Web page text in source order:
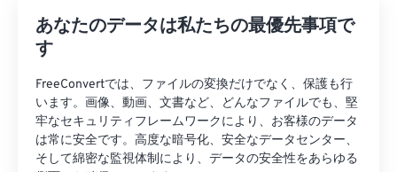
あなたのデータは私たちの最優先事項で
す
FreeConvertでは、ファイルの変換だけでなく、保護も行
います。画像、動画、文書など、どんなファイルでも、堅
牢なセキュリティフレームワークにより、お客様のデータ
は常に安全です。高度な暗号化、安全なデータセンター、
そして綿密な監視体制により、データの安全性をあらゆる